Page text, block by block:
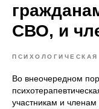
СВО, и
Во внеочередном
участникам и членам